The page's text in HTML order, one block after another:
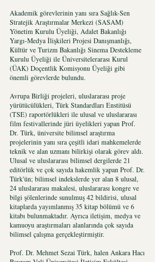
Akademik görevlerinin yanı sıra Sağlık-Sen
Stratejik Araştırmalar Merkezi (SASAM)
Yönetim Kurulu Üyeliği, Adalet Bakanlığı
Yargı-Medya İlişkileri Projesi Danışmanlığı,
Kültür ve Turizm Bakanlığı Sinema Destekleme
Kurulu Üyeliği ile Üniversitelerarası Kurul
(ÜAK) Doçentlik Komisyonu Üyeliği gibi
önemli görevlerde bulundu.
Avrupa Birliği projeleri, uluslararası proje
yürütücülükleri, Türk Standardları Enstitüsü
(TSE) raportörlükleri ile ulusal ve uluslararası
film festivallerinde jüri üyelikleri yapan Prof.
Dr. Türk, üniversite bilimsel araştırma
projelerinin yanı sıra çeşitli idari mahkemelerde
teknik ve alan uzmanı bilirkişi olarak görev aldı.
Ulusal ve uluslararası bilimsel dergilerde 21
editörlük ve çok sayıda hakemlik yapan Prof. Dr.
Türk'ün; bilimsel indekslerde yer alan 8 ulusal,
24 uluslararası makalesi, uluslararası kongre ve
bilgi şölenlerinde sunulmuş 42 bildirisi, ulusal
kitaplarda yayımlanmış 35 kitap bölümü ve 6
kitabı bulunmaktadır. Ayrıca iletişim, medya ve
kamuoyu araştırmaları alanlarında çok sayıda
bilimsel çalışma gerçekleştirmiştir.
Prof. Dr. Mehmet Sezai Türk, halen Ankara Hacı